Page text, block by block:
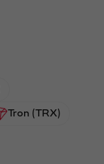
Tron (TRX)